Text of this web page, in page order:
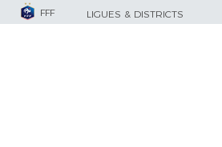
FFF LIGUES & DISTRICTS